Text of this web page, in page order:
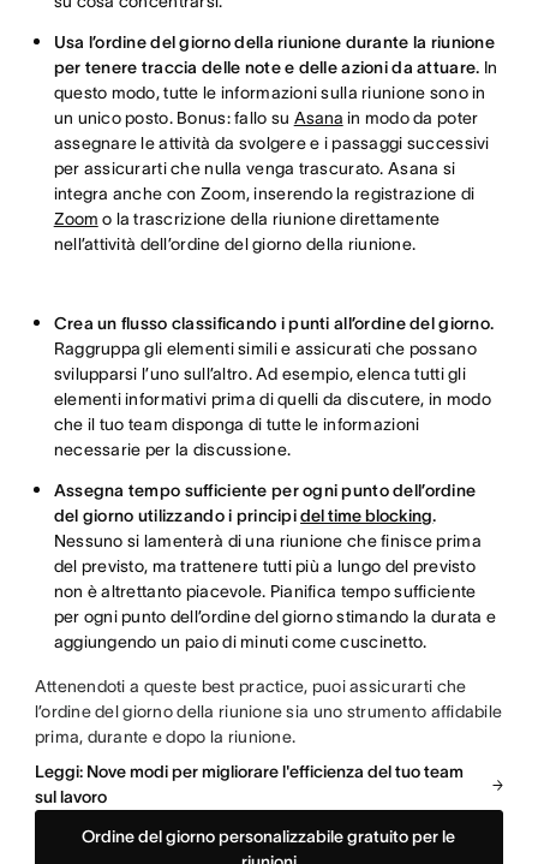
Usa l’ordine del giorno della riunione durante la riunione
per tenere traccia delle note e delle azioni da attuare. In
questo modo, tutte le informazioni sulla riunione sono in
un unico posto. Bonus: fallo su Asana in modo da poter
assegnare le attività da svolgere e i passaggi successivi
per assicurarti che nulla venga trascurato. Asana si
integra anche con Zoom, inserendo la registrazione di
Zoom o la trascrizione della riunione direttamente
nell’attività dell’ordine del giorno della riunione.
Crea un flusso classificando i punti all’ordine del giorno.
Raggruppa gli elementi simili e assicurati che possano
svilupparsi l’uno sull’altro. Ad esempio, elenca tutti gli
elementi informativi prima di quelli da discutere, in modo
che il tuo team disponga di tutte le informazioni
necessarie per la discussione.
Assegna tempo sufficiente per ogni punto dell’ordine
del giorno utilizzando i principi del time blocking.
Nessuno si lamenterà di una riunione che finisce prima
del previsto, ma trattenere tutti più a lungo del previsto
non è altrettanto piacevole. Pianifica tempo sufficiente
per ogni punto dell’ordine del giorno stimando la durata e
aggiungendo un paio di minuti come cuscinetto.
Attenendoti a queste best practice, puoi assicurarti che
l’ordine del giorno della riunione sia uno strumento affidabile
prima, durante e dopo la riunione.
Leggi: Nove modi per migliorare l'efficienza del tuo team
sul lavoro
Ordine del giorno personalizzabile gratuito per le